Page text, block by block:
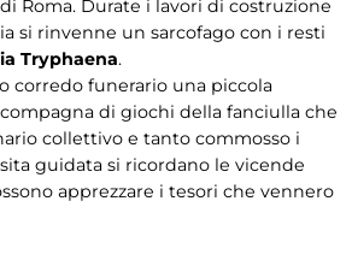
Roma. Durate i lavori di costruzione
si rinvenne un sarcofago con i resti
Tryphaena.
corredo funerario una piccola
di giochi della fanciulla che
collettivo e tanto commosso i
guidata si ricordano le vicende
apprezzare i tesori che vennero